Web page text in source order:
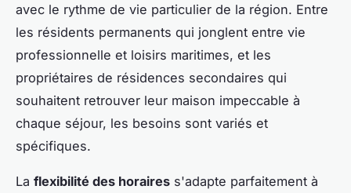
avec le rythme de vie particulier de la région. Entre
les résidents permanents qui jonglent entre vie
professionnelle et loisirs maritimes, et les
propriétaires de résidences secondaires qui
souhaitent retrouver leur maison impeccable à
chaque séjour, les besoins sont variés et
spécifiques.
La flexibilité des horaires s'adapte parfaitement à